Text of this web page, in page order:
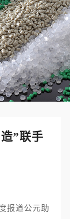
”联手
报道公元助